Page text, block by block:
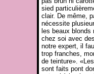
sied
clair. De même,
nécessite
les beaux
chez soi avec
notre expert, il
trop franches,
de teinture».
sont faits pont